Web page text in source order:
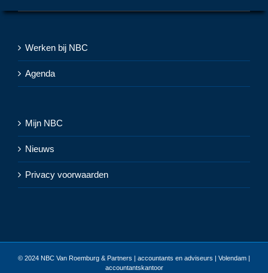
Werken bij NBC
Agenda
Mijn NBC
Nieuws
Privacy voorwaarden
© 2024 NBC Van Roemburg & Partners | accountants en adviseurs | Volendam |
accountantskantoor